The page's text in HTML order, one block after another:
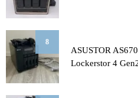
8
ASUSTOR
Lockerstor 4